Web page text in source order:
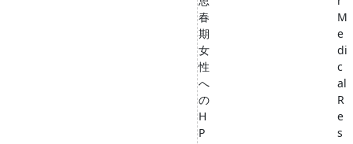
春
期
女
性
へ
の
H
P
M
e
di
c
al
R
e
s